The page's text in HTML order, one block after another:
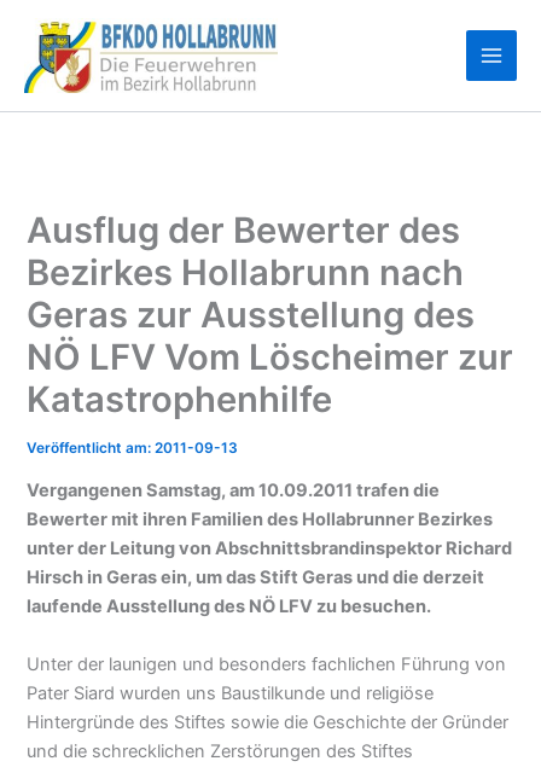
Inhalt
springen
Ausflug der Bewerter des
Bezirkes Hollabrunn nach
Geras zur Ausstellung des
NÖ LFV Vom Löscheimer zur
Katastrophenhilfe
2011-09-13
Vergangenen Samstag, am 10.09.2011 trafen die
Bewerter mit ihren Familien des Hollabrunner Bezirkes
unter der Leitung von Abschnittsbrandinspektor Richard
Hirsch in Geras ein, um das Stift Geras und die derzeit
laufende Ausstellung des NÖ LFV zu besuchen.
Unter der launigen und besonders fachlichen Führung von
Pater Siard wurden uns Baustilkunde und religiöse
Hintergründe des Stiftes sowie die Geschichte der Gründer
und die schrecklichen Zerstörungen des Stiftes